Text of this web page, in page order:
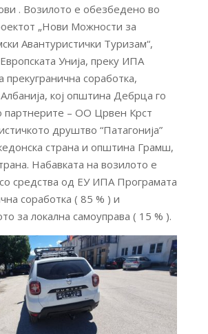
. Возилото е обезбедено во
„Нови Можности за
Авантуристички Туризам“,
Унија, преку ИПА
прекугранична соработка,
кој општина Дебрца го
партнерите – ОО Црвен Крст
друштво “Патагонија”
страна и општина Грамш,
Набавката на возилото е
средства од ЕУ ИПА Програмата
соработка ( 85 % ) и
за локална самоуправа ( 15 % ).